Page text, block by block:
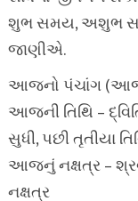
શુભ સમય, અશુભ
જાણીએ.
આજનો પંચાંગ (આજ
આજની તિથિ –
સુધી, પછી તૃતીયા
આજનું નક્ષત્ર –
નક્ષત્ર